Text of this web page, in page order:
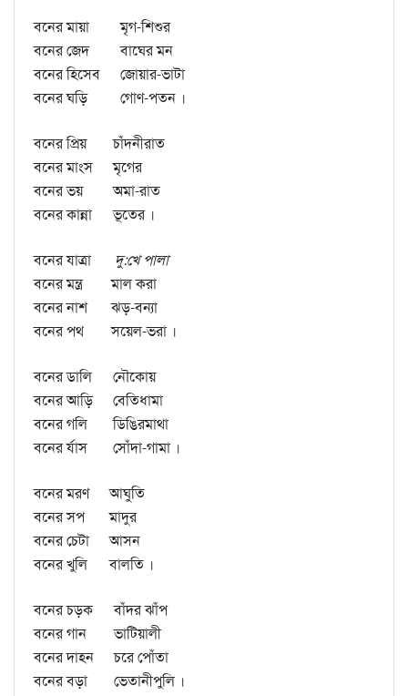
বনের মায়া
মৃগ-শিশুর
বনের জেদ
বাঘের মন
বনের হিসেব জোয়ার-ভাটা
বনের ঘড়ি
গোণ-পতন ।
বনের প্রিয়
চাঁদনীরাত
বনের মাংস মৃগের
বনের ভয়
অমা-রাত
বনের কান্না
ভূতের ।
বনের যাত্রা
দু:খে পালা
বনের মন্ত্র
মাল করা
বনের নাশ
ঝড়-বন্যা
বনের পথ
সয়েল-ভরা ।
বনের ডালি
নৌকোয়
বনের আড়ি বেতিধামা
বনের গলি
ডিঙিরমাথা
বনের র্যাস
সোঁদা-গামা ।
বনের মরণ আঘুতি
বনের সপ
মাদুর
বনের চেটা আসন
বনের খুলি
বালতি ।
বনের চড়ক
বাঁদর ঝাঁপ
বনের গান
ভাটিয়ালী
বনের দাহন চরে পোঁতা
বনের বড়া
ভেতানীপুলি ।